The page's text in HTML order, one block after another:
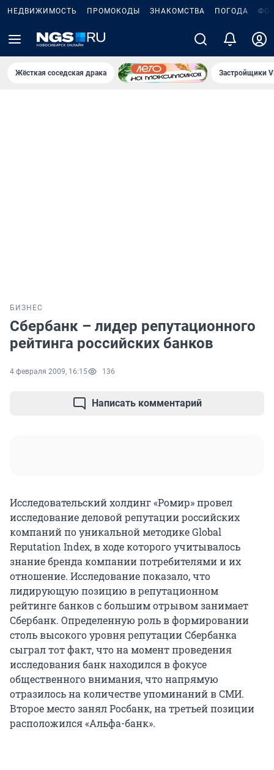
НЕДВИЖИМОСТЬ ПРОМОКОДЫ ЗНАКОМСТВА ПОГОДА
Жёсткая соседская драка Застройщики
БИЗНЕС
Сбербанк – лидер репутационного
рейтинга российских банков
4 февраля 2009, 16:15 136
Написать комментарий
Исследовательский холдинг «Ромир» провел
исследование деловой репутации российских
компаний по уникальной методике Global
Reputation Index, в ходе которого учитывалось
знание бренда компании потребителями и их
отношение. Исследование показало, что
лидирующую позицию в репутационном
рейтинге банков с большим отрывом занимает
Сбербанк. Определенную роль в формировании
столь высокого уровня репутации Сбербанка
сыграл тот факт, что на момент проведения
исследования банк находился в фокусе
общественного внимания, что напрямую
отразилось на количестве упоминаний в СМИ.
Второе место занял Росбанк, на третьей позиции
расположился «Альфа-банк».